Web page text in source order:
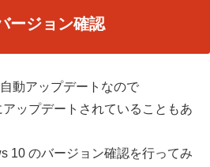
ージョン確認
動アップデートなので
ップデートされていることもあ
10 のバージョン確認を行ってみ